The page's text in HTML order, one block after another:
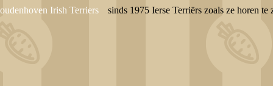
Irish Terriers sinds 1975 Ierse Terriërs zoals ze horen te